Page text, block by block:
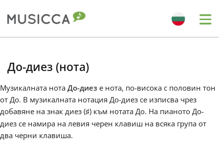
Dansk
До-диез (нoта)
Музикалната нота До-диез е нота, по-висока с половин тон
от До. В музикалната нотация До-диез се изписва чрез
добавяне на знак диез (♯) към нотата До. На пианото До-
диез се намира на левия черен клавиш на всяка група от
два черни клавиша.